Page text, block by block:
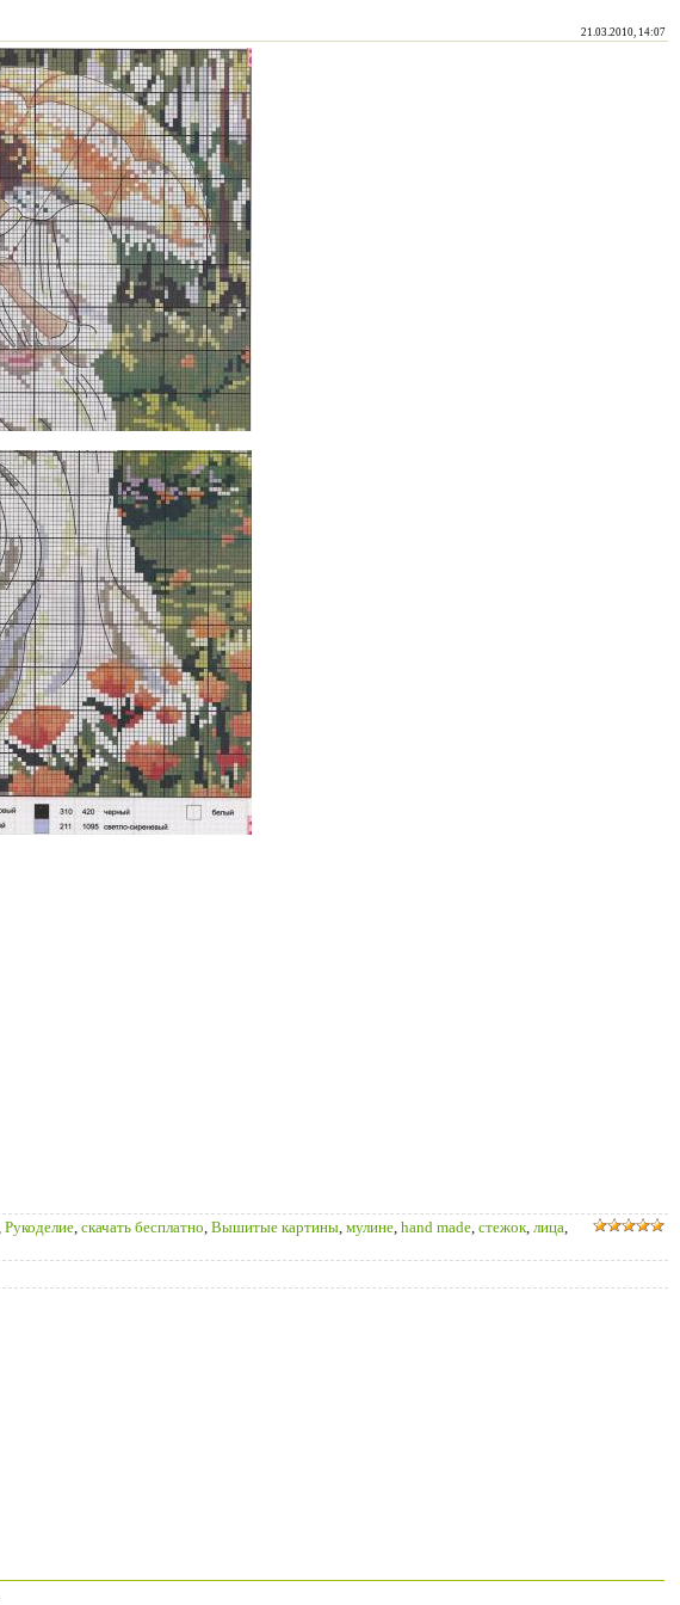
21.03.2010, 14:07
Рукоделие скачать бесплатно Вышитые картины мулине hand made стежок лица